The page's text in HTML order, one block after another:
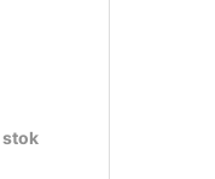
stok